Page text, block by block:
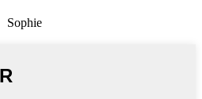
Sophie